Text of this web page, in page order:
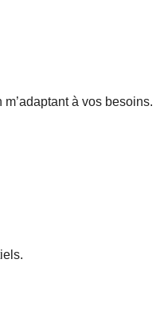
à vos besoins.